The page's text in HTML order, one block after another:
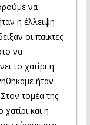
να
η έλλειψη
οι παίκτες
να
το χατίρι η
ήταν
τομέα της
και η